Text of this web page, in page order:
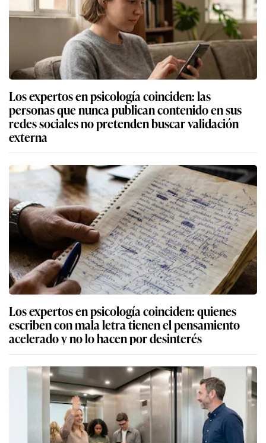
Los expertos en psicología coinciden: las
personas que nunca publican contenido en sus
redes sociales no pretenden buscar validación
externa
Los expertos en psicología coinciden: quienes
escriben con mala letra tienen el pensamiento
acelerado y no lo hacen por desinterés